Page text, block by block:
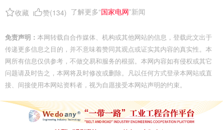
收藏 赞(134) 了解更多“国家电网”新闻
免责声明： 本网转载自合作媒体、机构或其他网站的信息，登载此文出于
传递更多信息之目的，并不意味着赞同其观点或证实其内容的真实性。本
网所有信息仅供参考，不做交易和服务的根据。本网内容如有侵权或其它
问题请及时告之，本网将及时修改或删除。凡以任何方式登录本网站或直
接、间接使用本网站资料者，视为自愿接受本网站声明的约束。